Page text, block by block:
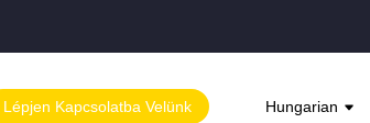
Lépjen Kapcsolatba Velünk Hungarian